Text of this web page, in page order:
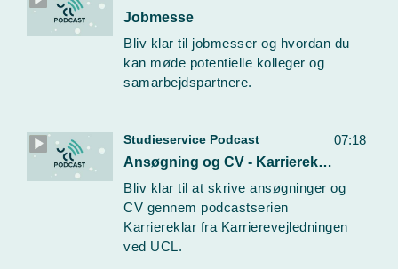
Jobmesse
Bliv klar til jobmesser og hvordan du
kan møde potentielle kolleger og
samarbejdspartnere.
07:18
Studieservice Podcast
Ansøgning og CV - Karriereklar
Bliv klar til at skrive ansøgninger og
CV gennem podcastserien
Karriereklar fra Karrierevejledningen
ved UCL.